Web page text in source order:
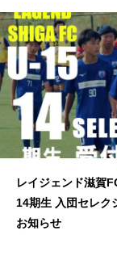
レイジェンド滋賀
14期生 入団セレクション の
お知らせ